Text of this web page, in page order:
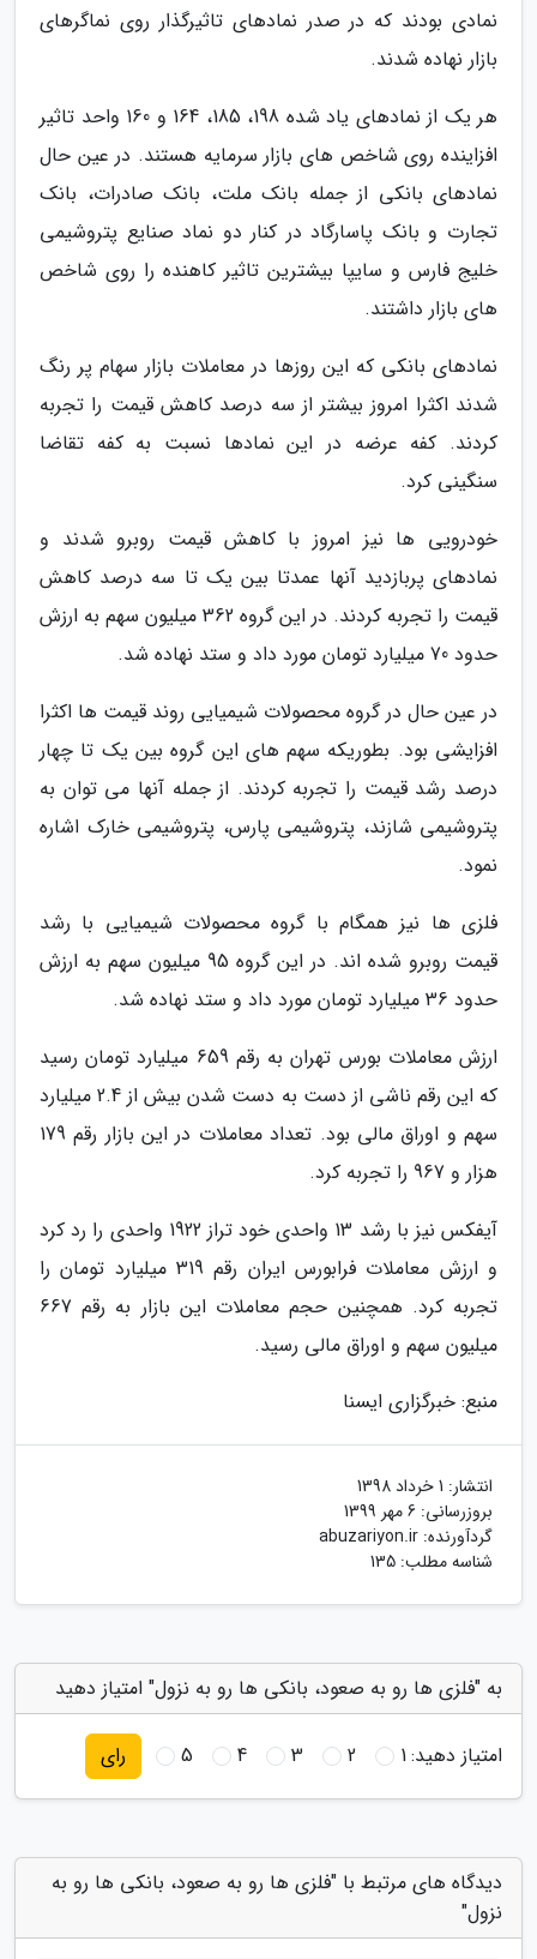
نمادی بودند که در صدر نمادهای تاثیرگذار روی نماگرهای
بازار نهاده شدند.
هر یک از نمادهای یاد شده 198، 185، 164 و 160 واحد تاثیر
افزاینده روی شاخص های بازار سرمایه هستند. در عین حال
نمادهای بانکی از جمله بانک ملت، بانک صادرات، بانک
تجارت و بانک پاسارگاد در کنار دو نماد صنایع پتروشیمی
خلیج فارس و سایپا بیشترین تاثیر کاهنده را روی شاخص
های بازار داشتند.
نمادهای بانکی که این روزها در معاملات بازار سهام پر رنگ
شدند اکثرا امروز بیشتر از سه درصد کاهش قیمت را تجربه
کردند. کفه عرضه در این نمادها نسبت به کفه تقاضا
سنگینی کرد.
خودرویی ها نیز امروز با کاهش قیمت روبرو شدند و
نمادهای پربازدید آنها عمدتا بین یک تا سه درصد کاهش
قیمت را تجربه کردند. در این گروه 362 میلیون سهم به ارزش
حدود 70 میلیارد تومان مورد داد و ستد نهاده شد.
در عین حال در گروه محصولات شیمیایی روند قیمت ها اکثرا
افزایشی بود. بطوریکه سهم های این گروه بین یک تا چهار
درصد رشد قیمت را تجربه کردند. از جمله آنها می توان به
پتروشیمی شازند، پتروشیمی پارس، پتروشیمی خارک اشاره
نمود.
فلزی ها نیز همگام با گروه محصولات شیمیایی با رشد
قیمت روبرو شده اند. در این گروه 95 میلیون سهم به ارزش
حدود 36 میلیارد تومان مورد داد و ستد نهاده شد.
ارزش معاملات بورس تهران به رقم 659 میلیارد تومان رسید
که این رقم ناشی از دست به دست شدن بیش از 2.4 میلیارد
سهم و اوراق مالی بود. تعداد معاملات در این بازار رقم 179
هزار و 967 را تجربه کرد.
آیفکس نیز با رشد 13 واحدی خود تراز 1922 واحدی را رد کرد
و ارزش معاملات فرابورس ایران رقم 319 میلیارد تومان را
تجربه کرد. همچنین حجم معاملات این بازار به رقم 667
میلیون سهم و اوراق مالی رسید.
منبع: خبرگزاری ایسنا
انتشار: 1 خرداد 1398
بروزرسانی: 6 مهر 1399
گردآورنده: abuzariyon.ir
شناسه مطلب: 135
به "فلزی ها رو به صعود، بانکی ها رو به نزول" امتیاز دهید
امتیاز دهید:1
2
3
4
5 رای
دیدگاه های مرتبط با "فلزی ها رو به صعود، بانکی ها رو به
نزول"